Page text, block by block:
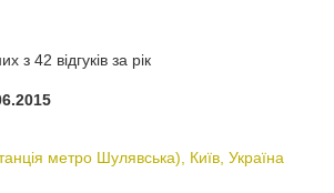
з 42 відгуків за рік
метро Шулявська), Київ, Україна